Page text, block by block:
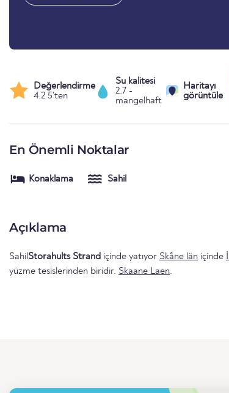
Değerlendirme
4.2 5'ten
Su kalitesi
2.7 -
mangelhaft
Haritayı
görüntüle
En Önemli Noktalar
Konaklama Sahil
Açıklama
Sahil Storahults Strand içinde yatıyor Skåne län içinde
yüzme tesislerinden biridir. Skaane Laen.